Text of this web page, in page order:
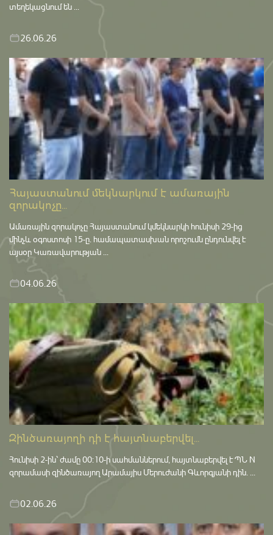
տեղեկացնում են ...
26.06.26
Հայաստանում մեկնարկում է ամառային
զորակոչը...
Ամառային զորակոչը Հայաստանում կմեկնարկի հունիսի 29-ից
մինչև օգոստոսի 15-ը․ համապատասխան որոշումն ընդունվել է
այսօր Կառավարության ...
04.06.26
Զինծառայողի դի է հայտնաբերվել...
Հունիսի 2-ին՝ ժամը 00:10-ի սահմաններում, հայտնաբերվել է ՊՆ N
զորամասի զինծառայող Արամայիս Մերուժանի Գևորգյանի դին. ...
02.06.26